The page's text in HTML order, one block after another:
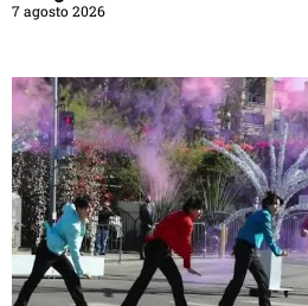
7 agosto 2026